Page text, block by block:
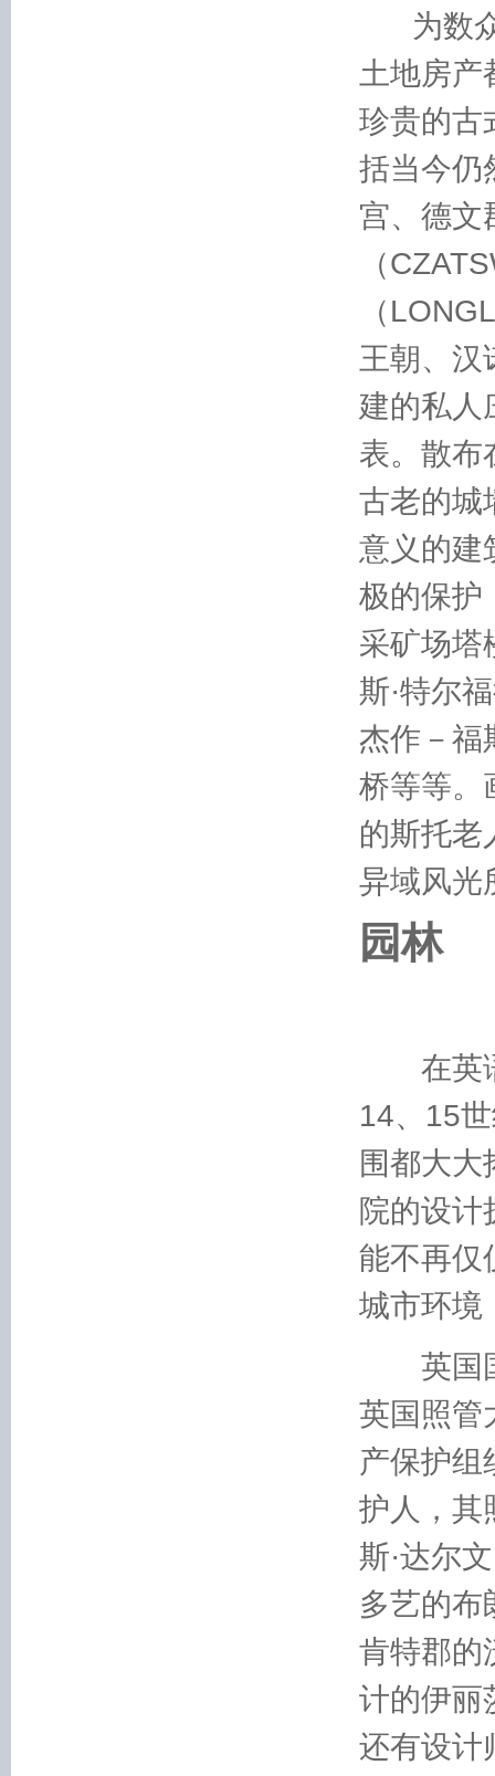
为数众
土地房产
珍贵的古
括当今仍
宫、德文
（
（
王朝、汉
建的私人
表。散布
古老的城
意义的建
极的保护
采矿场塔
斯·特尔
杰作－福
桥等等。
的斯托老
异域风光
园林
在英语
14、15
围都大
院的设计
能不再仅
城市环境
英国国
英国照管
产保护组
护人，其
斯·达尔
多艺的布
肯特郡的
计的伊丽
还有设计